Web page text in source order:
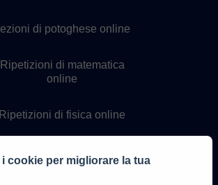
Lezioni di potoghese online
Ripetizioni di matematica
online
Ripetizioni di fisica online
i cookie per migliorare la tua